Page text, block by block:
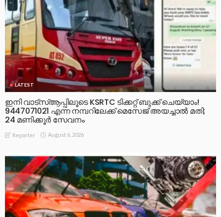
LATEST
ഇനി വാട്‌സ്ആപ്പിലൂടെ KSRTC ടിക്കറ്റ് ബുക്ക് ചെയ്യാം!
9447071021 എന്ന നമ്പറിലേക്ക് മെസേജ് അയച്ചാൽ മതി;
24 മണിക്കൂർ സേവനം
Reporter August 6, 2026